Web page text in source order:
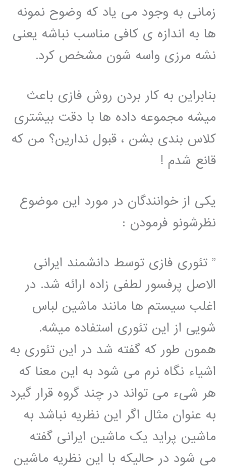
زمانی به وجود می یاد که وضوح نمونه
ها به اندازه ی کافی مناسب نباشه یعنی
نشه مرزی واسه شون مشخص کرد.
بنابراین به کار بردن روش فازی باعث
میشه مجموعه داده ها با دقت بیشتری
کلاس بندی بشن ، قبول ندارین؟ من که
قانع شدم !
یکی از خوانندگان در مورد این موضوع
نظرشونو فرمودن :
” تئوری فازی توسط دانشمند ایرانی
الاصل پرفسور لطفی زاده ارائه شد. در
اغلب سیستم ها مانند ماشین لباس
شویی از این تئوری استفاده میشه.
همون طور که گفته شد در این تئوری به
اشیاء نگاه نرم می شود به این معنا که
هر شیء می تواند در چند گروه قرار گیرد
به عنوان مثال اگر این نظریه نباشد به
ماشین پراید یک ماشین ایرانی گفته
می شود در حالیکه با این نظریه ماشین